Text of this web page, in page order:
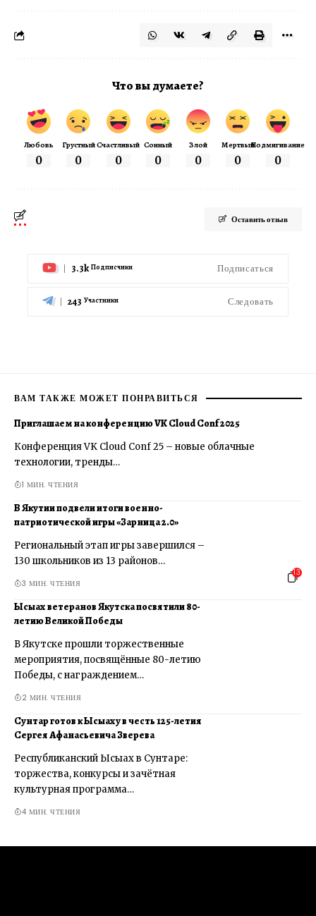
Что вы думаете?
Любовь
0
Грустный
0
Счастливый
0
Сонный
0
Злой
0
Мертвый
0
Подмигивание
0
Оставить отзыв
3.3k Подписчики Подписаться
243 Участники Следовать
ВАМ ТАКЖЕ МОЖЕТ ПОНРАВИТЬСЯ
Приглашаем на конференцию VK Cloud Conf 2025
Конференция VK Cloud Conf 25 – новые облачные
технологии, тренды…
1 МИН. ЧТЕНИЯ
13
В Якутии подвели итоги военно-
патриотической игры «Зарница 2.0»
Региональный этап игры завершился –
130 школьников из 13 районов…
3 МИН. ЧТЕНИЯ
Ысыах ветеранов Якутска посвятили 80-
летию Великой Победы
В Якутске прошли торжественные
мероприятия, посвящённые 80-летию
Победы, с награждением…
2 МИН. ЧТЕНИЯ
Сунтар готов к Ысыаху в честь 125-летия
Сергея Афанасьевича Зверева
Республиканский Ысыах в Сунтаре:
торжества, конкурсы и зачётная
культурная программа…
4 МИН. ЧТЕНИЯ